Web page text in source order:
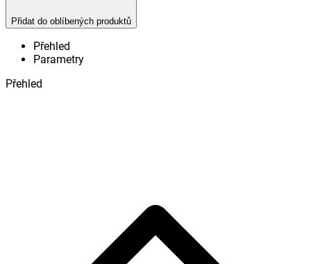
Přidat do oblíbených produktů
Přehled
Parametry
Přehled